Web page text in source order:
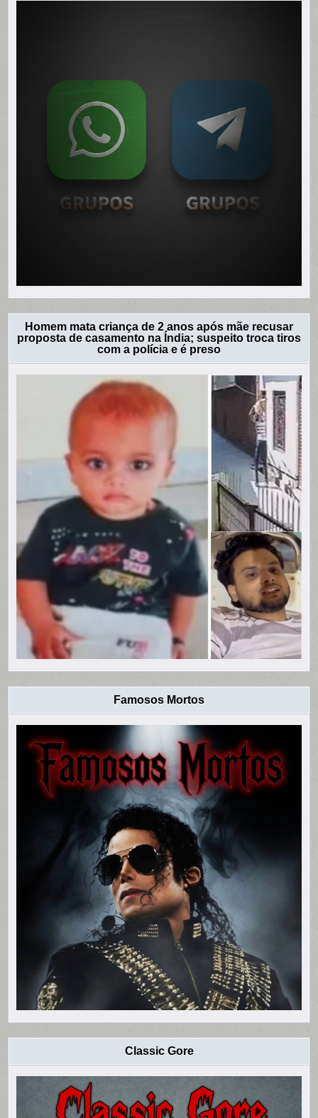
Homem mata criança de 2 anos após mãe recusar
proposta de casamento na Índia; suspeito troca tiros
com a polícia e é preso
Famosos Mortos
Classic Gore